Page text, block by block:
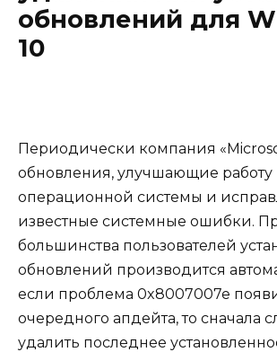
обновлений для
10
Периодически компания
обновления, улучшающие работу
операционной системы и
известные системные ошибки.
большинства пользователей
обновлений производится
если проблема 0x8007007e
очередного апдейта, то сначала
удалить последнее